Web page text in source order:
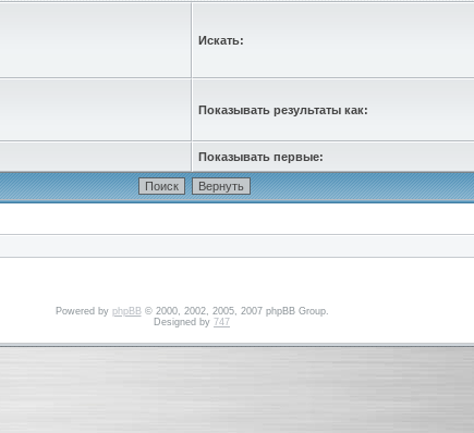
Искать:
Показывать результаты как:
Показывать первые:
Powered by phpBB© 2000, 2002, 2005, 2007 phpBB Group.
Designed by 747